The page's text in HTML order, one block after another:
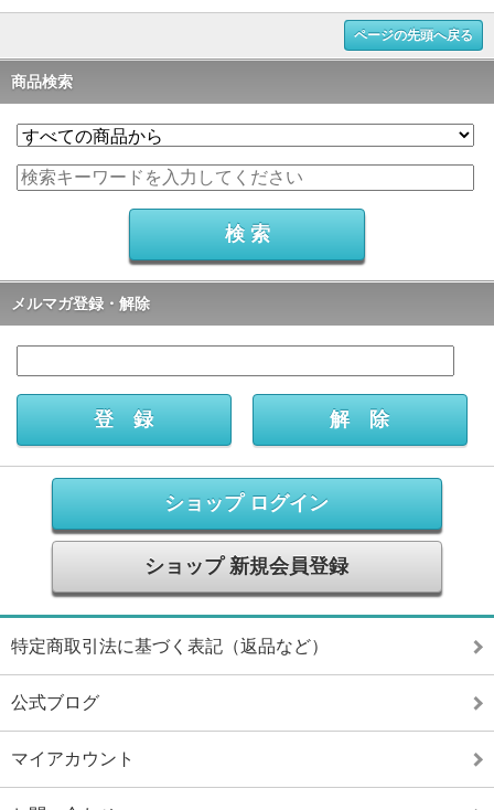
ページの先頭へ戻る
商品検索
メルマガ登録・解除
ショップ ログイン
ショップ 新規会員登録
特定商取引法に基づく表記（返品など）
公式ブログ
マイアカウント